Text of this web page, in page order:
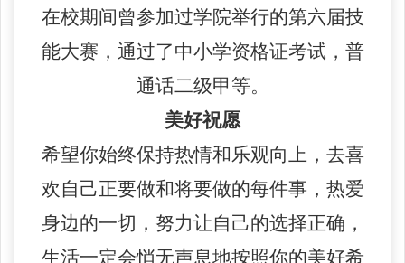
在校期间曾参加过学院举行的第六届技
能大赛，通过了中小学资格证考试，普
通话二级甲等。
美好祝愿
希望你始终保持热情和乐观向上，去喜
欢自己正要做和将要做的每件事，热爱
身边的一切，努力让自己的选择正确，
生活一定会悄无声息地按照你的美好希